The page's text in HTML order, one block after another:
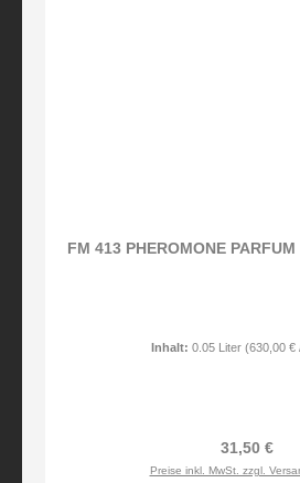
FM 413 PHEROMONE
Inhalt: 0.05 Liter (630,00 €
Regulärer
31,50 €
Preise inkl. MwSt. zzgl.